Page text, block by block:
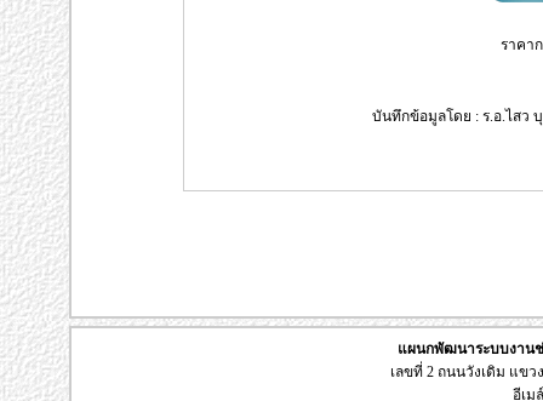
ราคา
บันทึกข้อมูลโดย : ร.อ.ไสว
แผนกพัฒนาระบบงานช่
เลขที่ 2 ถนนวังเดิม แขว
อีเม